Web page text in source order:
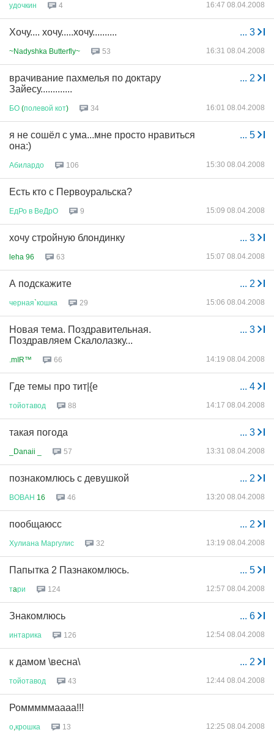
удочкин 4 16:47 08.04.2008
... 3
Хочу.... хочу.....хочу..........
~Nadyshka Butterfly~ 53 16:31 08.04.2008
... 2
врачивание пахмелья по доктару
Зайесу.............
БО (полевой кот) 34 16:01 08.04.2008
... 5
я не сошёл с ума...мне просто нравиться
она:)
Абилардо 106 15:30 08.04.2008
Есть кто с Первоуральска?
ЕдРо в ВеДрО 9 15:09 08.04.2008
... 3
хочу стройную блондинку
leha 96 63 15:07 08.04.2008
... 2
А подскажите
черная`кошка 29 15:06 08.04.2008
... 3
Новая тема. Поздравительная.
Поздравляем Скалолазку...
.mIR™ 66 14:19 08.04.2008
... 4
Где темы про тит|{е
тойотавод 88 14:17 08.04.2008
... 3
такая погода
_Danaii _ 57 13:31 08.04.2008
... 2
познакомлюсь с девушкой
ВОВАН 16 46 13:20 08.04.2008
... 2
пообщаюсс
Хулиана Маргулис 32 13:19 08.04.2008
... 5
Папытка 2 Пазнакомлюсь.
тaри 124 12:57 08.04.2008
... 6
Знакомлюсь
интарика 126 12:54 08.04.2008
... 2
к дамом \весна\
тойотавод 43 12:44 08.04.2008
Ромммммаааа!!!
о крошка 13 12:25 08.04.2008